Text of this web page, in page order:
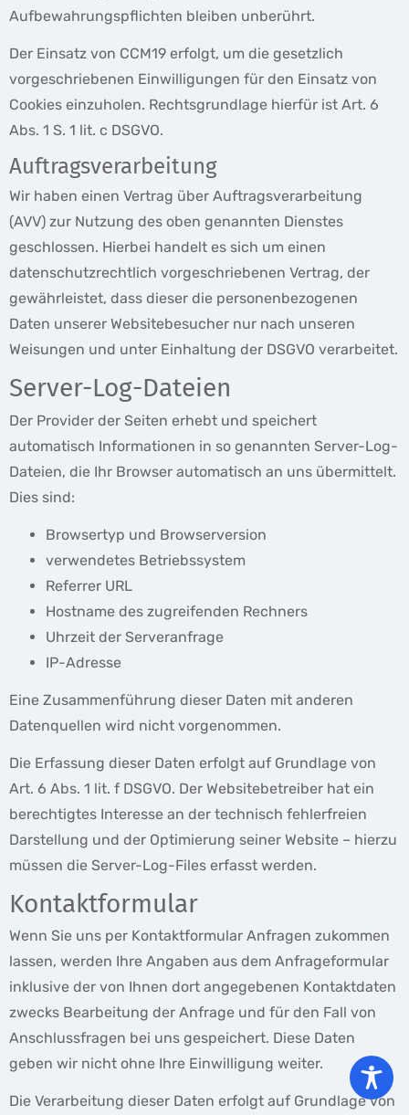
Aufbewahrungspflichten bleiben unberührt.
Der Einsatz von CCM19 erfolgt, um die gesetzlich
vorgeschriebenen Einwilligungen für den Einsatz von
Cookies einzuholen. Rechtsgrundlage hierfür ist Art. 6
Abs. 1 S. 1 lit. c DSGVO.
Auftragsverarbeitung
Wir haben einen Vertrag über Auftragsverarbeitung
(AVV) zur Nutzung des oben genannten Dienstes
geschlossen. Hierbei handelt es sich um einen
datenschutzrechtlich vorgeschriebenen Vertrag, der
gewährleistet, dass dieser die personenbezogenen
Daten unserer Websitebesucher nur nach unseren
Weisungen und unter Einhaltung der DSGVO verarbeitet.
Server-Log-Dateien
Der Provider der Seiten erhebt und speichert
automatisch Informationen in so genannten Server-Log-
Dateien, die Ihr Browser automatisch an uns übermittelt.
Dies sind:
Browsertyp und Browserversion
verwendetes Betriebssystem
Referrer URL
Hostname des zugreifenden Rechners
Uhrzeit der Serveranfrage
IP-Adresse
Eine Zusammenführung dieser Daten mit anderen
Datenquellen wird nicht vorgenommen.
Die Erfassung dieser Daten erfolgt auf Grundlage von
Art. 6 Abs. 1 lit. f DSGVO. Der Websitebetreiber hat ein
berechtigtes Interesse an der technisch fehlerfreien
Darstellung und der Optimierung seiner Website – hierzu
müssen die Server-Log-Files erfasst werden.
Kontaktformular
Wenn Sie uns per Kontaktformular Anfragen zukommen
lassen, werden Ihre Angaben aus dem Anfrageformular
inklusive der von Ihnen dort angegebenen Kontaktdaten
zwecks Bearbeitung der Anfrage und für den Fall von
Anschlussfragen bei uns gespeichert. Diese Daten
geben wir nicht ohne Ihre Einwilligung weiter.
Die Verarbeitung dieser Daten erfolgt auf Grundlage von